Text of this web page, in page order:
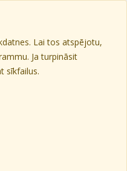
Lai tos atspējotu,
Ja turpināsit
sīkfailus.